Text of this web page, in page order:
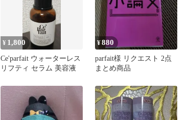
¥ 1,800
Ce'parfait ウォーターレス
リフティ セラム 美容液
¥880
parfait様 リクエスト 2点
まとめ商品